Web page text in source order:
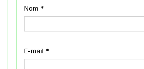
Nom *
E-mail *